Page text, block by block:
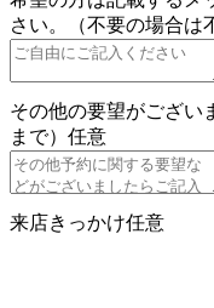
さい。（不要の場合は
その他の要望がござい
まで） 任意
来店きっかけ任意